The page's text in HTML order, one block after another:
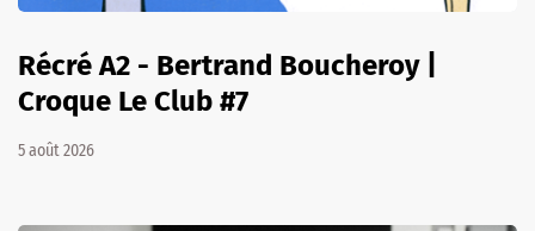
Récré A2 - Bertrand Boucheroy |
Croque Le Club #7
5 août 2026